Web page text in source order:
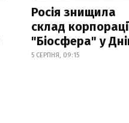
Росія знищила
склад
"Біосфера" у
5 СЕРПНЯ, 09:15